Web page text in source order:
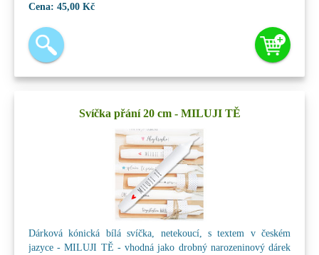
Cena: 45,00 Kč
Svíčka přání 20 cm - MILUJI TĚ
Dárková kónická bílá svíčka, netekoucí, s textem v českém
jazyce - MILUJI TĚ - vhodná jako drobný narozeninový dárek